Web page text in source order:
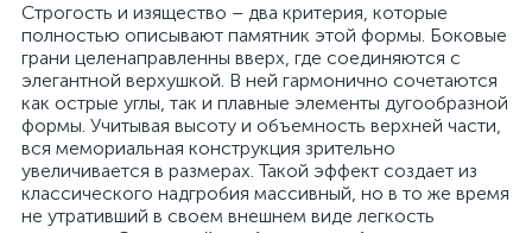
Строгость и изящество – два критерия, которые
полностью описывают памятник этой формы. Боковые
грани целенаправленны вверх, где соединяются с
элегантной верхушкой. В ней гармонично сочетаются
как острые углы, так и плавные элементы дугообразной
формы. Учитывая высоту и объемность верхней части,
вся мемориальная конструкция зрительно
увеличивается в размерах. Такой эффект создает из
классического надгробия массивный, но в то же время
не утративший в своем внешнем виде легкость